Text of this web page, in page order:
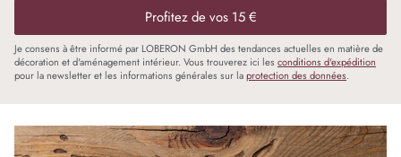
Profitez de vos 15 €
Je consens à être informé par LOBERON GmbH des tendances actuelles en matière de
décoration et d'aménagement intérieur. Vous trouverez ici les conditions d'expédition
pour la newsletter et les informations générales sur laprotection des données.